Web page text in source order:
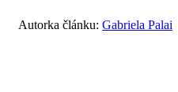
Autorka článku: Gabriela Palai